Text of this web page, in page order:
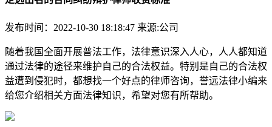
发布时间：2022-10-30 18:18:47 来源:公司
随着我国全面开展普法工作，法律意识深入人心，人人都知道
通过法律的途径来维护自己的合法权益。特别是自己的合法权
益遭到侵犯时，都想找一个好点的律师咨询，誉远法律小编来
给您介绍相关方面法律知识，希望对您有所帮助。